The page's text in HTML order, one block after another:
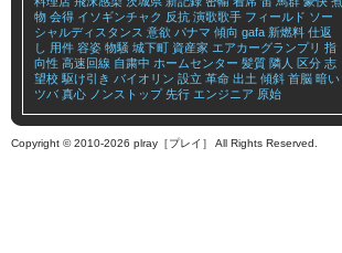
物 会得 イソギンチャク 反抗 演歌歌手 フィールド ソー
シャルディスタンス 意欲 パナマ 傾向 gafa 新燃料 仕返
し 用件 容姿 物騒 城下町 資産家 エアカーグランプリ 指
向性 高速回線 自粛中 ホームセンター 髪質 隣人 区分 志
望校 駆け引き バイオリン 設立 革命 出土 傾斜 首脳 暗い
ツバ 真心 ノンストップ 先行 エンジニア 原始
Copyright © 2010-2026 plray［プレイ］ All Rights Reserved.